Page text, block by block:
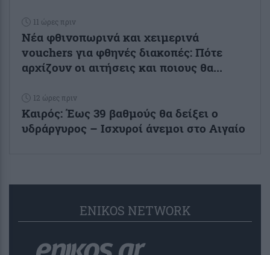
11 ώρες πριν
Νέα φθινοπωρινά και χειμερινά
vouchers για φθηνές διακοπές: Πότε
αρχίζουν οι αιτήσεις και ποιους θα...
12 ώρες πριν
Καιρός: Έως 39 βαθμούς θα δείξει ο
υδράργυρος – Ισχυροί άνεμοι στο Αιγαίο
ENIKOS NETWORK